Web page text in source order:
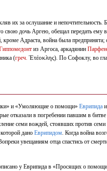
их за ослушание и
свою дочь Аргею, обещал передать ему
кроме Адраста, война была
из Аргоса, аркадянин
(греч. Ἐτέοκλης). По Софоклу, во
и «Умоляющие о помощи» Еврипида
отказали в погребении павшим в
семи вождей, стоявших против
дано Еврипидом. Когда война
увещаниям отца спастись от
у Еврипида в «Просящих о